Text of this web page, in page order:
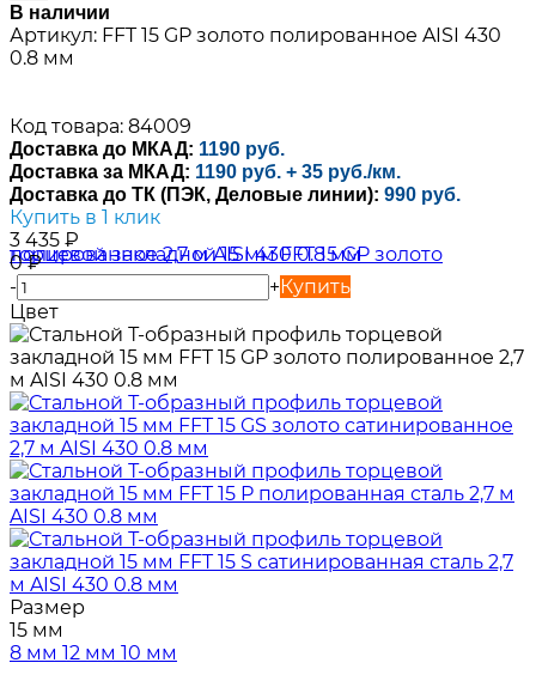
В наличии
Артикул: FFT 15 GP золото полированное AISI 430
0.8 мм
Код товара: 84009
Доставка до МКАД: 1190 руб.
Доставка за МКАД: 1190 руб. + 35 руб./км.
Доставка до ТК (ПЭК, Деловые линии): 990 руб.
Купить в 1 клик
3 435 ₽
0₽
-
+Купить
Цвет
Размер
15 мм
8 мм 12 мм 10 мм